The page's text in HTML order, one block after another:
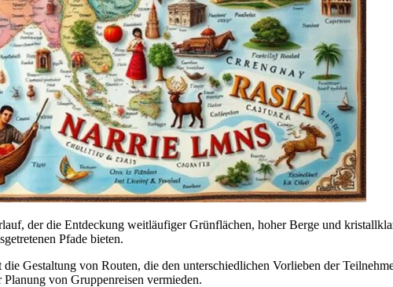
der die Entdeckung weitläufiger Grünflächen, hoher Berge und
Pfade bieten.
Gestaltung von Routen, die den unterschiedlichen Vorlieben der
von Gruppenreisen vermieden.